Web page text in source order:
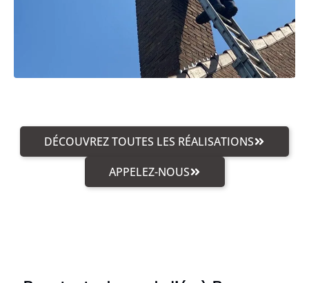
DÉCOUVREZ TOUTES LES RÉALISATIONS
APPELEZ-NOUS